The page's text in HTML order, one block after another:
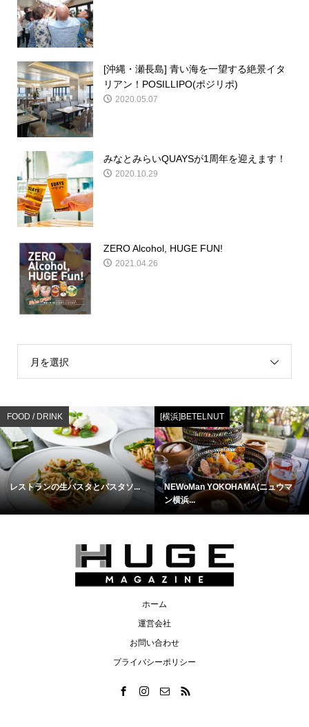
[沖縄・瀬長島] 青い海を一望する絶景イタ
リアン！POSILLIPO(ポジリポ)
2020.05.07
みなとみらいQUAYSが1周年を迎えます！
2020.10.29
ZERO Alcohol, HUGE FUN!
2021.04.26
月を選択
FOOD / DRINK
レストランの生パスタとパスタソ...
[横浜]BETELNUT
NEWoMan YOKOHAMA(ニュウマ
ン横浜...
ホーム
運営会社
お問い合わせ
プライバシーポリシー